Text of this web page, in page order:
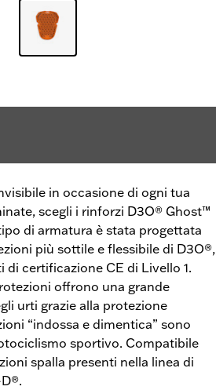
in occasione di ogni tua
scegli i rinforzi D3O® Ghost™
di armatura è stata progettata
più sottile e flessibile di D3O®,
di certificazione CE di Livello 1.
offrono una grande
urti grazie alla protezione
“indossa e dimentica” sono
sportivo. Compatibile
spalla presenti nella linea di